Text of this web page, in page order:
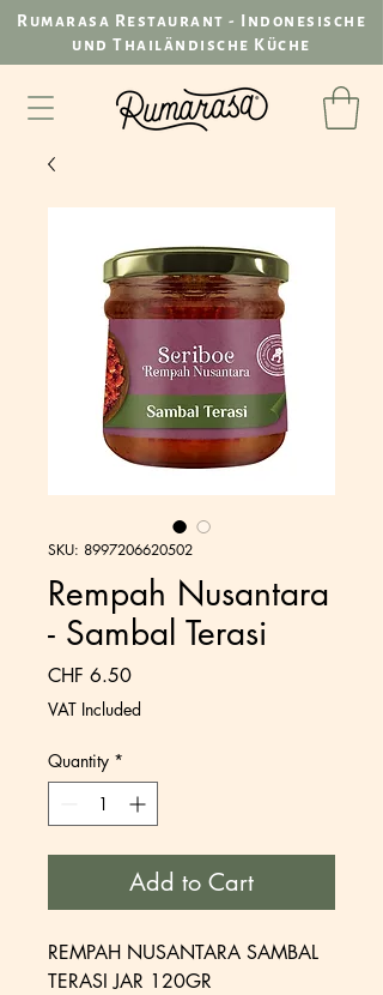
Rumarasa Restaurant - Indonesische
und Thailändische Küche
SKU: 8997206620502
Rempah Nusantara
- Sambal Terasi
CHF 6.50Price
VAT Included
Quantity *
Add to Cart
REMPAH NUSANTARA SAMBAL
TERASI JAR 120GR